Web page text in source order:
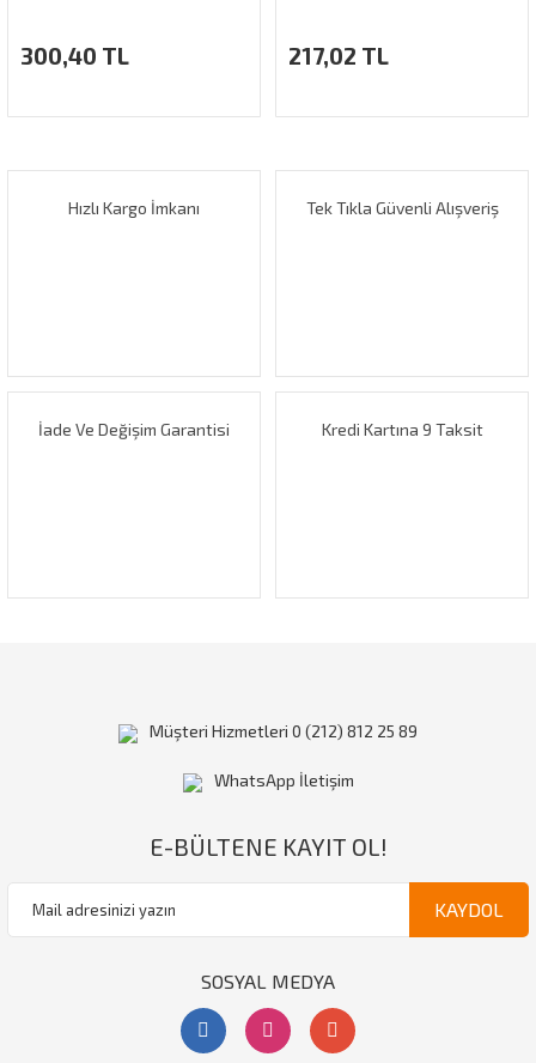
300,40 TL 217,02 TL
Hızlı Kargo İmkanı Tek Tıkla Güvenli Alışveriş
İade Ve Değişim Garantisi Kredi Kartına 9 Taksit
Müşteri Hizmetleri 0 (212) 812 25 89
WhatsApp İletişim
E-BÜLTENE KAYIT OL!
KAYDOL
SOSYAL MEDYA